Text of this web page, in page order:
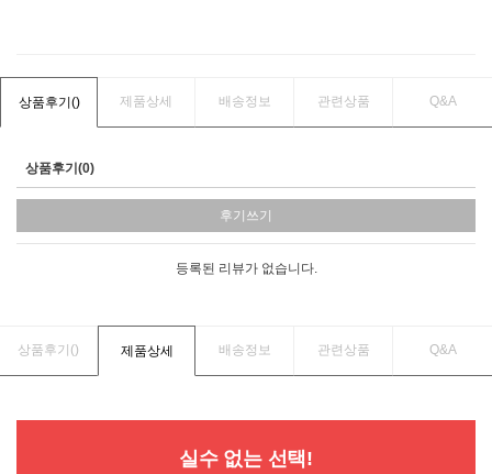
상품후기() 제품상세 배송정보 관련상품 Q&A
상품후기(0)
후기쓰기
등록된 리뷰가 없습니다.
상품후기() 제품상세 배송정보 관련상품 Q&A
실수 없는 선택!